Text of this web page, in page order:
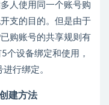
人使用同一个账号购
支的目的。但是由于
购账号的共享规则有
个设备绑定和使用，
行绑定。
建方法